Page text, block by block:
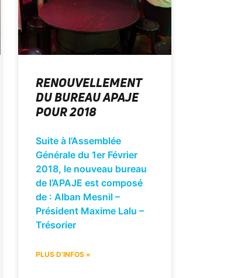
RENOUVELLEMENT
DU BUREAU APAJE
POUR 2018
Suite à l’Assemblée
Générale du 1er Février
2018, le nouveau bureau
de l’APAJE est composé
de : Alban Mesnil –
Président Maxime Lalu –
Trésorier
PLUS D'INFOS »